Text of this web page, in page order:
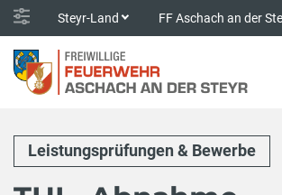
Steyr-Land FF Aschach an der
Leistungsprüfungen & Bewerbe